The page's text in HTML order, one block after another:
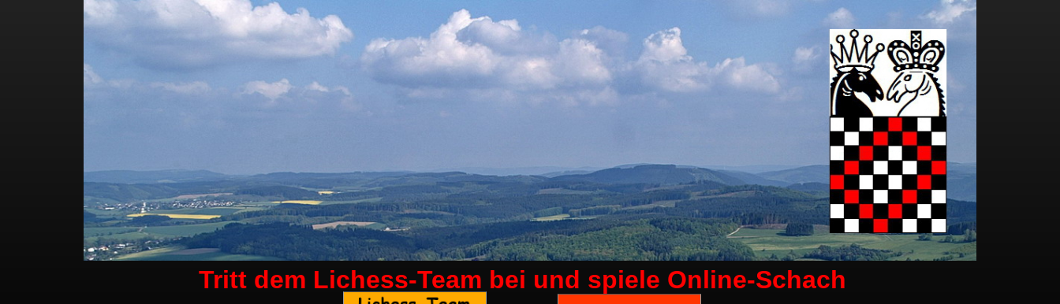
Tritt dem Lichess-Team bei und spiele Online-Schach